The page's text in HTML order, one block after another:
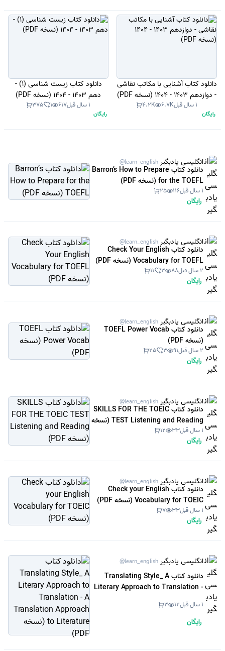
دانلود کتاب آشنایی با مکاتب نقاشی
- دوازدهم 1403 - 1404 (نسخه PDF)
1 سال قبل 6.7K
4.2K
رایگان
دانلود کتاب زیست شناسی (1) -
دهم 1403 - 1404 (نسخه PDF)
1 سال قبل 617
1
375
رایگان
انگلیسی یادبگیر @learn_english
دانلود کتاب Barron’s How to Prepare
for the TOEFL (نسخه PDF)
1 سال قبل 116
25
رایگان
انگلیسی یادبگیر @learn_english
دانلود کتاب Check Your English
Vocabulary for TOEFL (نسخه PDF)
2 سال قبل 88
3
11
رایگان
انگلیسی یادبگیر @learn_english
دانلود کتاب TOEFL Power Vocab
(نسخه PDF)
2 سال قبل 91
3
25
رایگان
انگلیسی یادبگیر @learn_english
دانلود کتاب SKILLS FOR THE TOEIC
TEST Listening and Reading (نسخه
PDF)1 سال قبل 33
12
رایگان
انگلیسی یادبگیر @learn_english
دانلود کتاب Check your English
Vocabulary for TOEIC (نسخه PDF)
1 سال قبل 33
7
رایگان
انگلیسی یادبگیر @learn_english
دانلود کتاب Translating Style_ A
Literary Approach to Translation -
A Translation Approach to
Literature (نسخه PDF)1 سال قبل 12
3
رایگان